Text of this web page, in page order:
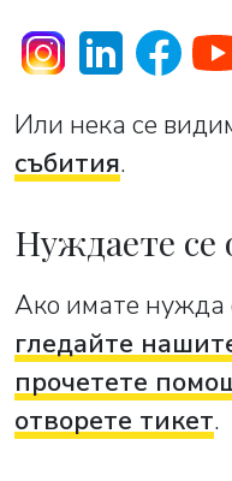
Или нека се
събития.
Нуждаете
Ако имате нужда
гледайте
прочетете
отворете тикет.